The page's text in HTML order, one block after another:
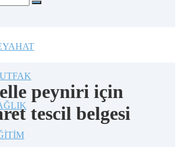
peyniri için
tescil belgesi